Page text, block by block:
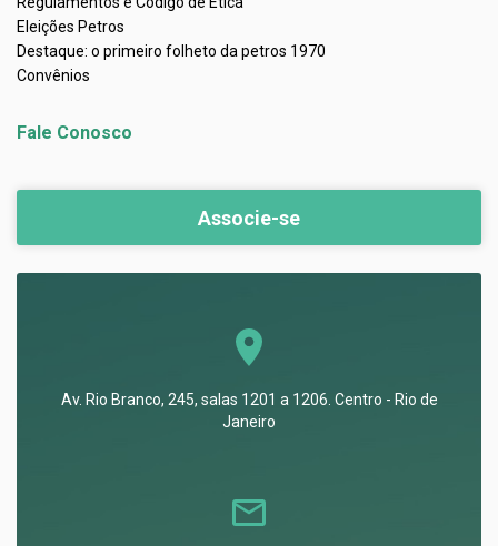
Eleições Petros
Destaque: o primeiro folheto da petros 1970
Convênios
Fale Conosco
Associe-se
Av. Rio Branco, 245, salas 1201 a 1206. Centro - Rio de
Janeiro